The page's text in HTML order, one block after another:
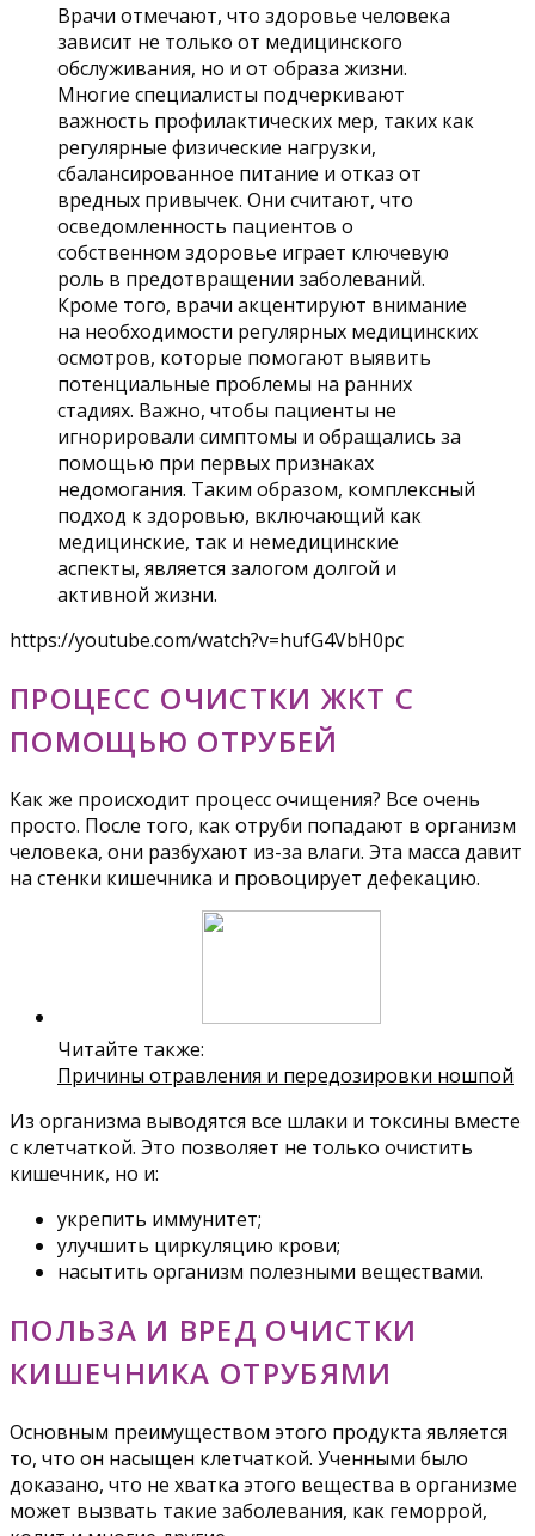
Врачи отмечают, что здоровье человека
зависит не только от медицинского
обслуживания, но и от образа жизни.
Многие специалисты подчеркивают
важность профилактических мер, таких как
регулярные физические нагрузки,
сбалансированное питание и отказ от
вредных привычек. Они считают, что
осведомленность пациентов о
собственном здоровье играет ключевую
роль в предотвращении заболеваний.
Кроме того, врачи акцентируют внимание
на необходимости регулярных медицинских
осмотров, которые помогают выявить
потенциальные проблемы на ранних
стадиях. Важно, чтобы пациенты не
игнорировали симптомы и обращались за
помощью при первых признаках
недомогания. Таким образом, комплексный
подход к здоровью, включающий как
медицинские, так и немедицинские
аспекты, является залогом долгой и
активной жизни.
https://youtube.com/watch?v=hufG4VbH0pc
ПРОЦЕСС ОЧИСТКИ ЖКТ С
ПОМОЩЬЮ ОТРУБЕЙ
Как же происходит процесс очищения? Все очень
просто. После того, как отруби попадают в организм
человека, они разбухают из-за влаги. Эта масса давит
на стенки кишечника и провоцирует дефекацию.
Читайте также:
Причины отравления и передозировки ношпой
Из организма выводятся все шлаки и токсины вместе
с клетчаткой. Это позволяет не только очистить
кишечник, но и:
укрепить иммунитет;
улучшить циркуляцию крови;
насытить организм полезными веществами.
ПОЛЬЗА И ВРЕД ОЧИСТКИ
КИШЕЧНИКА ОТРУБЯМИ
Основным преимуществом этого продукта является
то, что он насыщен клетчаткой. Ученными было
доказано, что не хватка этого вещества в организме
может вызвать такие заболевания, как геморрой,